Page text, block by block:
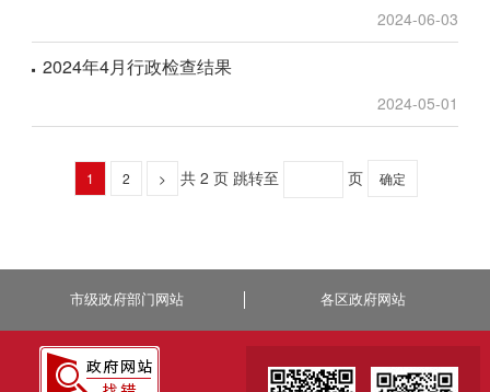
2024-06-03
2024年4月行政检查结果
2024-05-01
1 2 > 共 2 页 跳转至 页 确定
市级政府部门网站 各区政府网站